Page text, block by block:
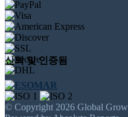
신뢰 및 인증됨
© Copyright 2026 Global